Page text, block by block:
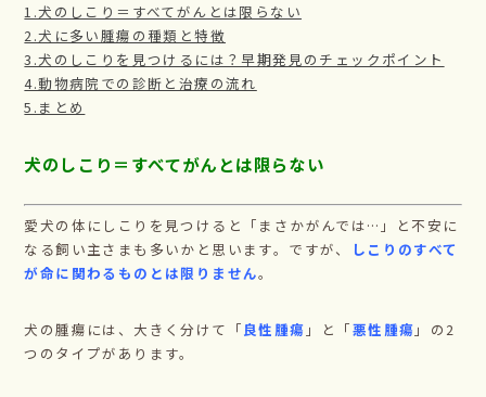
1.犬のしこり＝すべてがんとは限らない
2.犬に多い腫瘍の種類と特徴
3.犬のしこりを見つけるには？早期発見のチェックポイント
4.動物病院での診断と治療の流れ
5.まとめ
犬のしこり＝すべてがんとは限らない
愛犬の体にしこりを見つけると「まさかがんでは…」と不安に
なる飼い主さまも多いかと思います。ですが、
しこりのすべて
が命に関わるものとは限りません。
犬の腫瘍には、大きく分けて「良性腫瘍 」と「悪性腫瘍 」の2
つのタイプがあります。